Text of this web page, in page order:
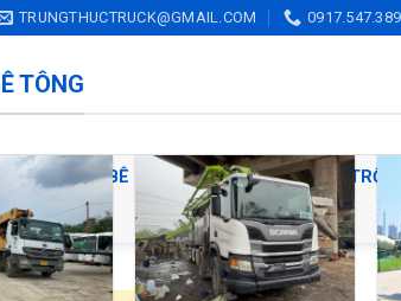
TRUNGTHUCTRUCK@GMAIL.COM 0917.547.389
TÔNG
XE TRỘN BÊ TÔNG XE BƠM, BỒN TRỘN
LIÊN HỆ